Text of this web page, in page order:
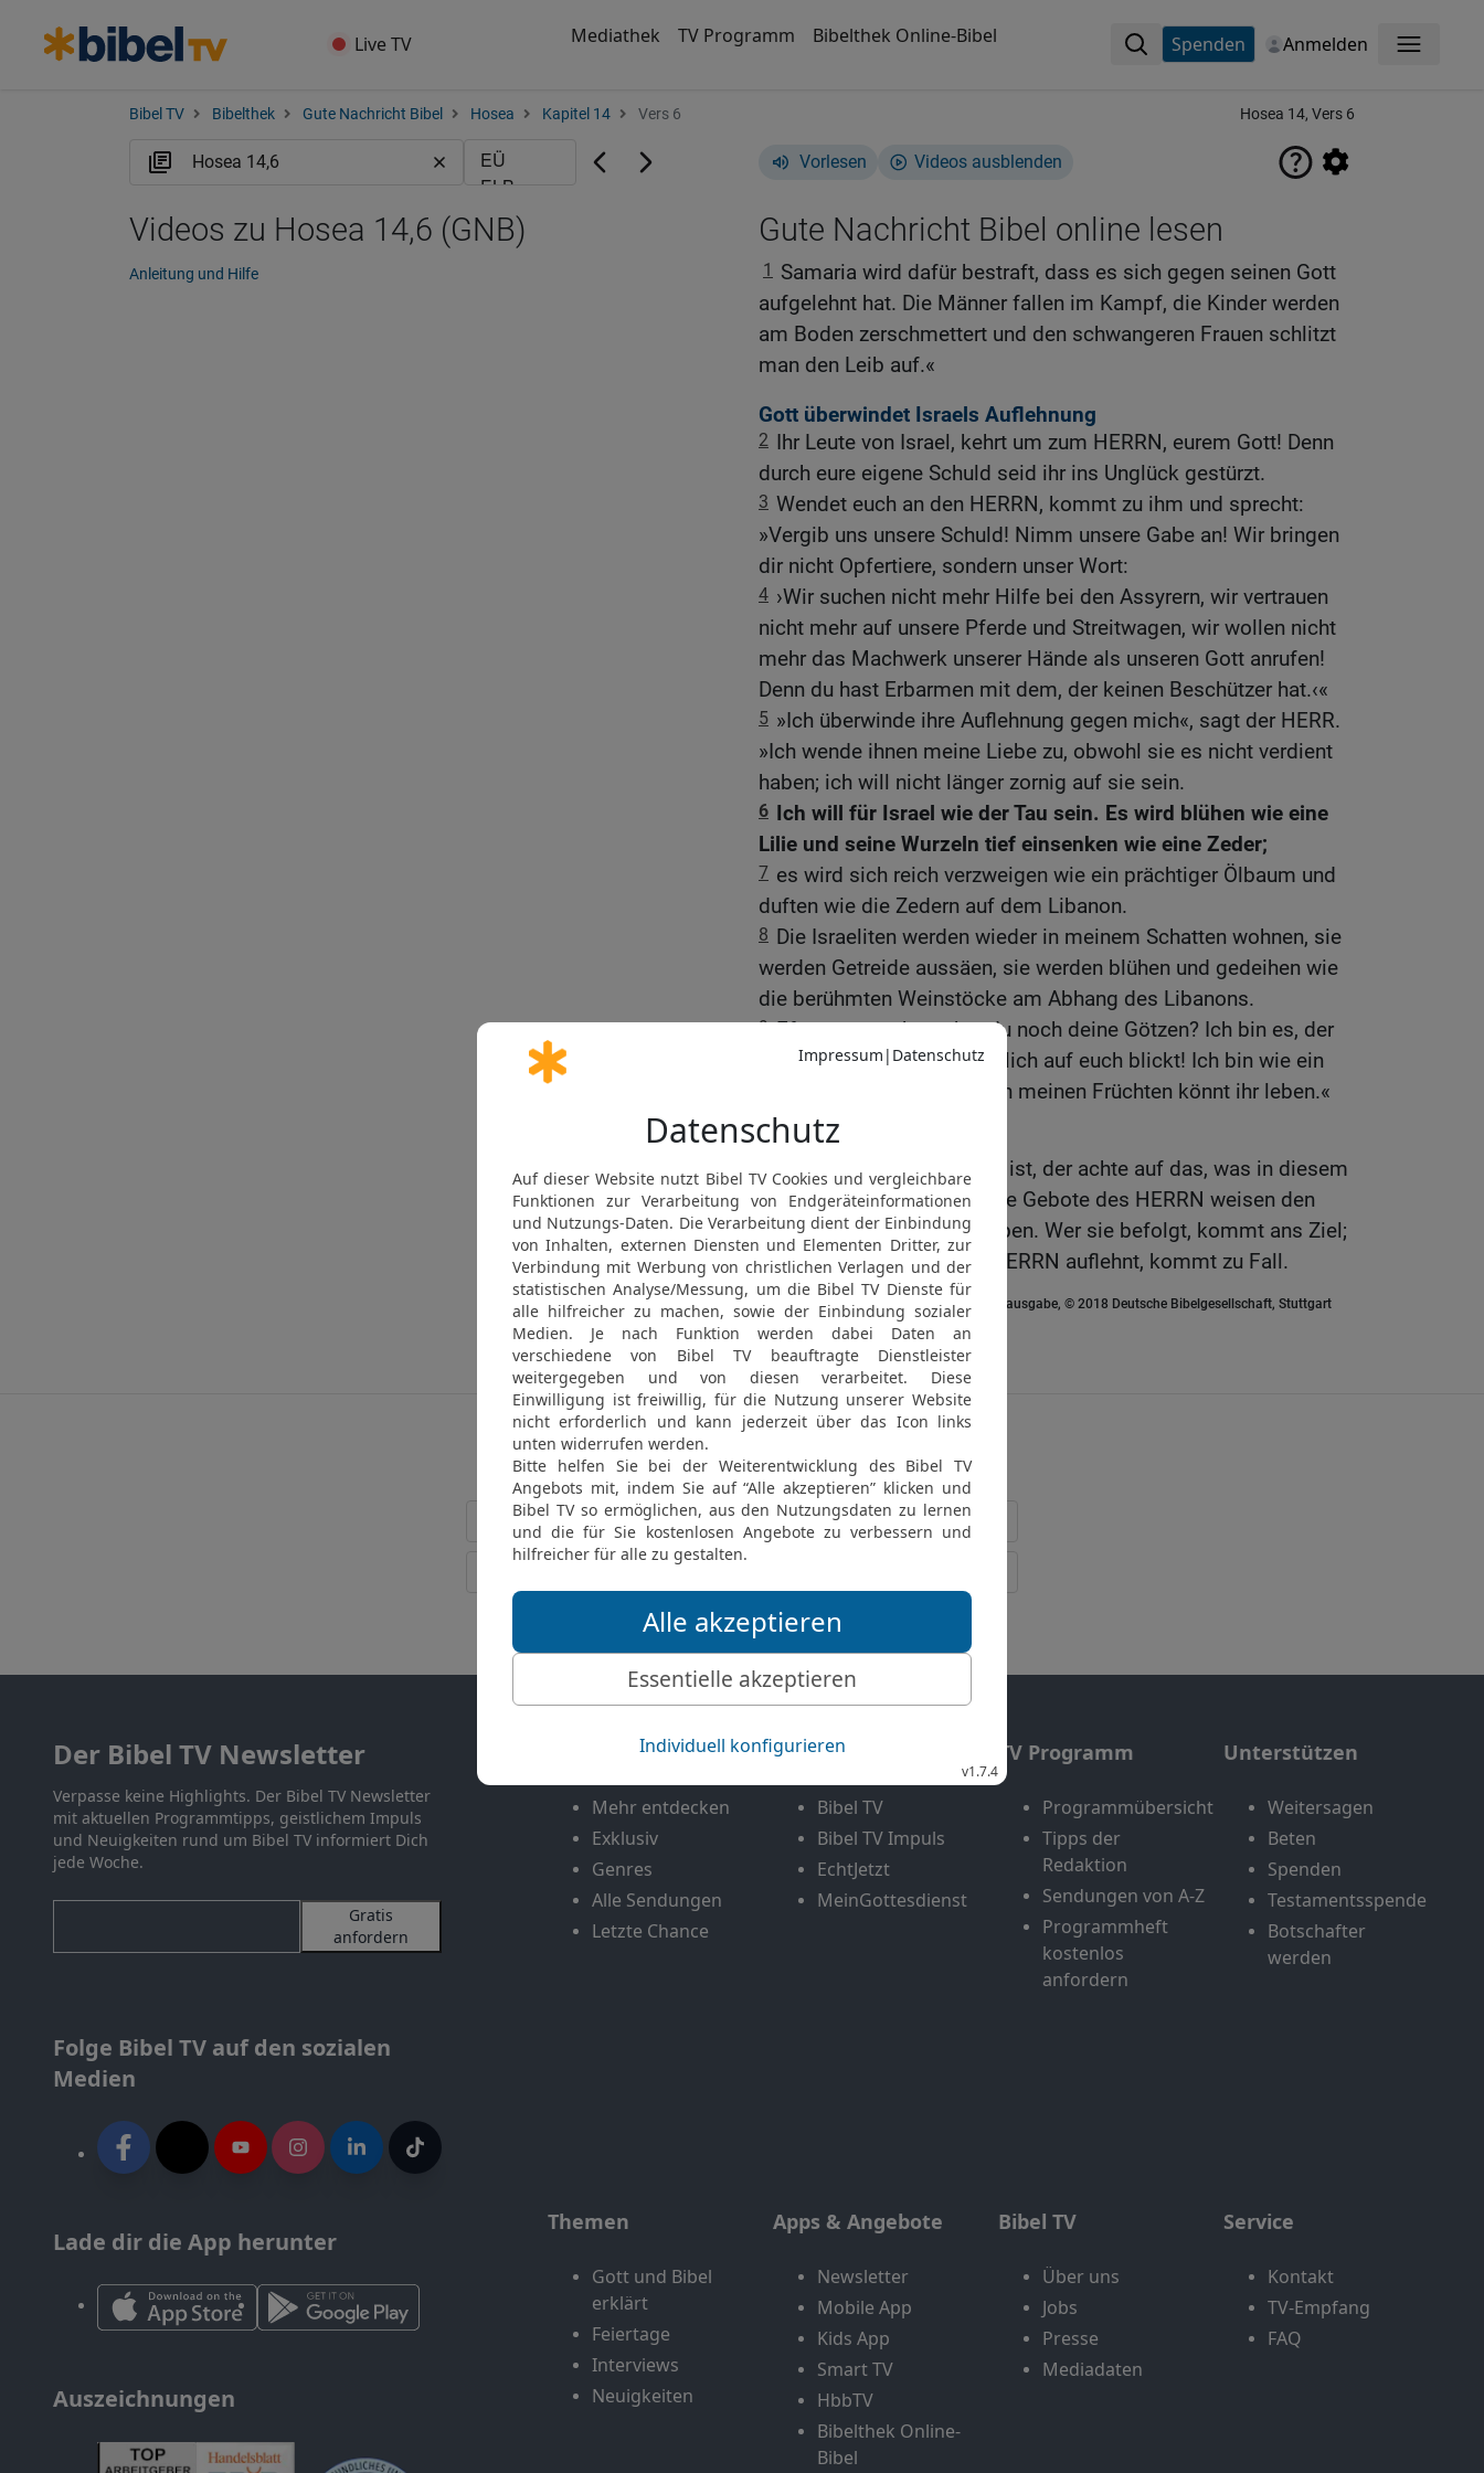
Live TV Mediathek TV Programm Bibelthek Online-Bibel Spenden Anmelden Menü
Bibel TV Bibelthek Gute Nachricht Bibel Hosea Kapitel 14 Vers 6 Hosea 14, Vers 6
Vorlesen Videos ausblenden
Gute Nachricht Bibel online lesen
1 Samaria wird dafür bestraft, dass es sich gegen seinen Gott
aufgelehnt hat. Die Männer fallen im Kampf, die Kinder werden
am Boden zerschmettert und den schwangeren Frauen schlitzt
man den Leib auf.«
Gott überwindet Israels Auflehnung
2 Ihr Leute von Israel, kehrt um zum HERRN, eurem Gott! Denn
durch eure eigene Schuld seid ihr ins Unglück gestürzt.
3 Wendet euch an den HERRN, kommt zu ihm und sprecht:
»Vergib uns unsere Schuld! Nimm unsere Gabe an! Wir bringen
dir nicht Opfertiere, sondern unser Wort:
4 ›Wir suchen nicht mehr Hilfe bei den Assyrern, wir vertrauen
nicht mehr auf unsere Pferde und Streitwagen, wir wollen nicht
mehr das Machwerk unserer Hände als unseren Gott anrufen!
Denn du hast Erbarmen mit dem, der keinen Beschützer hat.‹«
5 »Ich überwinde ihre Auflehnung gegen mich«, sagt der HERR.
»Ich wende ihnen meine Liebe zu, obwohl sie es nicht verdient
haben; ich will nicht länger zornig auf sie sein.
6 Ich will für Israel wie der Tau sein. Es wird blühen wie eine
Lilie und seine Wurzeln tief einsenken wie eine Zeder;
7 es wird sich reich verzweigen wie ein prächtiger Ölbaum und
duften wie die Zedern auf dem Libanon.
8 Die Israeliten werden wieder in meinem Schatten wohnen, sie
werden Getreide aussäen, sie werden blühen und gedeihen wie
die berühmten Weinstöcke am Abhang des Libanons.
9 Efraïm, wozu brauchst du noch deine Götzen? Ich bin es, der
eure Bitten hört und freundlich auf euch blickt! Ich bin wie ein
üppig grünender Baum; von meinen Früchten könnt ihr leben.«
Ein Nachwort
Wer klug und einsichtig ist, der achte auf das, was in diesem
Buch geschrieben steht! Die Gebote des HERRN weisen den
Weg zu einem erfüllten Leben. Wer sie befolgt, kommt ans Ziel;
aber wer sich gegen den HERRN auflehnt, kommt zu Fall.
Gute Nachricht Bibel, durchgesehene Neuausgabe, © 2018 Deutsche Bibelgesellschaft, Stuttgart
Videos zu Hosea 14,6 (GNB)
Anleitung und Hilfe
Möchtest du uns Feedback geben?
Bewertung der Bibelthek
FEEDBACK SENDEN
Der Bibel TV Newsletter
Verpasse keine Highlights. Der Bibel TV Newsletter
mit aktuellen Programmtipps, geistlichem Impuls
und Neuigkeiten rund um Bibel TV informiert Dich
jede Woche.
Gratis
anfordern
Folge Bibel TV auf den sozialen
Medien
Lade dir die App herunter
Auszeichnungen
Mediathek
Mehr entdecken
Exklusiv
Genres
Alle Sendungen
Letzte Chance
Livestream
Bibel TV
Bibel TV Impuls
EchtJetzt
MeinGottesdienst
TV Programm
Programmübersicht
Tipps der
Redaktion
Sendungen von A-Z
Programmheft
kostenlos
anfordern
Unterstützen
Weitersagen
Beten
Spenden
Testamentsspende
Botschafter
werden
Themen
Gott und Bibel
erklärt
Feiertage
Interviews
Neuigkeiten
Apps & Angebote
Newsletter
Mobile App
Kids App
Smart TV
HbbTV
Bibelthek Online-
Bibel
Bibel TV
Über uns
Jobs
Presse
Mediadaten
Service
Kontakt
TV-Empfang
FAQ